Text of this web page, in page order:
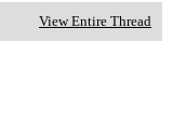
View Entire Thread